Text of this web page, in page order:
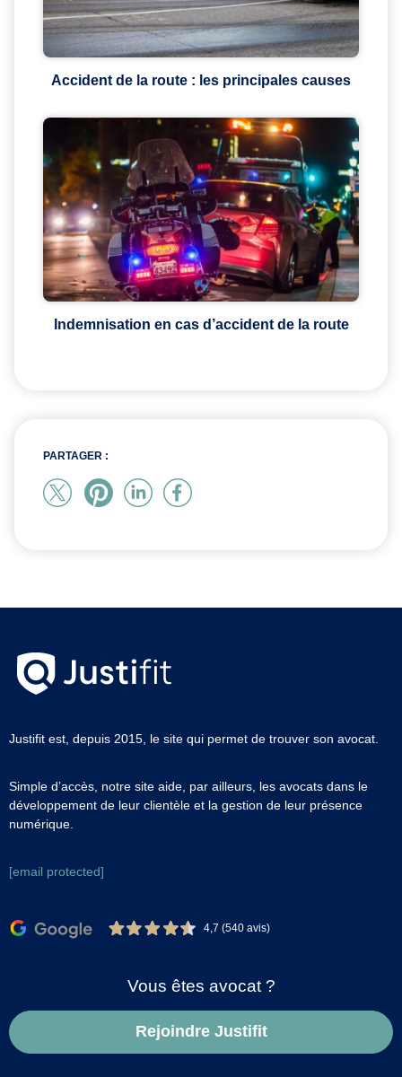
Accident de la route : les principales causes
Indemnisation en cas d’accident de la route
PARTAGER :
Justifit est, depuis 2015, le site qui permet de trouver son avocat.
Simple d’accès, notre site aide, par ailleurs, les avocats dans le
développement de leur clientèle et la gestion de leur présence
numérique.
[email protected]
4,7 (540 avis)
Vous êtes avocat ?
Rejoindre Justifit